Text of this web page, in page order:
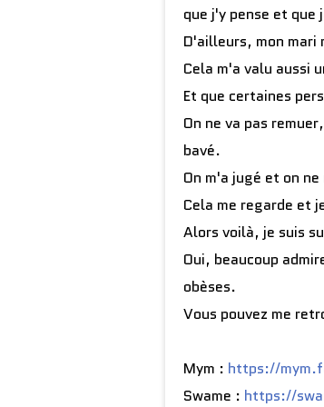
que j'y pense et que
D'ailleurs, mon mari
Cela m'a valu aussi
Et que certaines
On ne va pas
bavé.
On m'a jugé et on
Cela me regarde et
Alors voilà, je suis
Oui, beaucoup
obèses.
Vous pouvez me
Mym : https://
Swame : https://